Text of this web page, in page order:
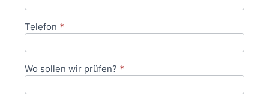
Telefon *
Wo sollen wir prüfen? *